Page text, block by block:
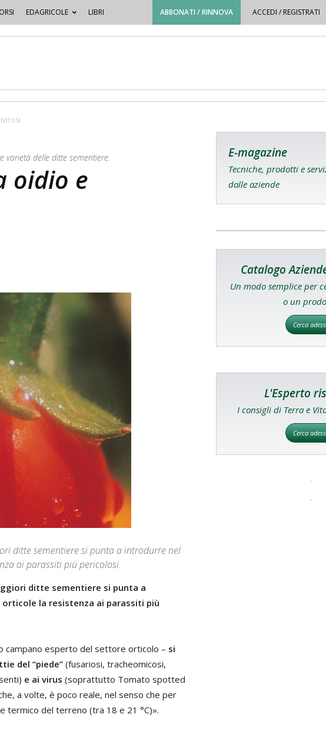
EDAGRICOLE LIBRI ABBONATI / RINNOVA ACCEDI / REGISTRATI
varietà delle ditte sementiere.
oidio e
ditte sementiere si punta a introdurre nel
ai parassiti più pericolosi.
ditte sementiere si punta a
la resistenza ai parassiti più
campano esperto del settore orticolo – si
del “piede”(fusariosi, tracheomicosi,
e ai virus (soprattutto Tomato spotted
a volte, è poco reale, nel senso che per
termico del terreno (tra 18 e 21 °C)».
E-magazine
Tecniche, prodotti e
dalle aziende
Catalogo
Un modo semplice per
o un
Cerca
L'Esperto
I consigli di Terra e
Cerca